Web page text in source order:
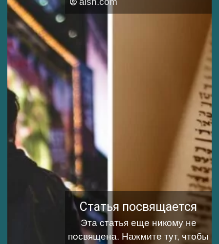
Статья посвящается
Эта статья еще никому не
посвящена. Нажмите тут, чтобы